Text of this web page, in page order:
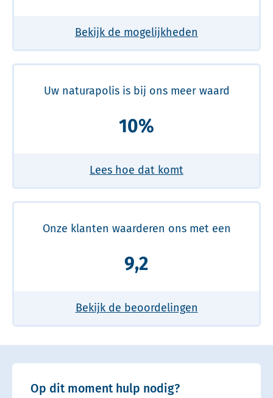
Bekijk de mogelijkheden
Uw naturapolis is bij ons meer waard
10%
Lees hoe dat komt
Onze klanten waarderen ons met een
9,2
Bekijk de beoordelingen
Op dit moment hulp nodig?